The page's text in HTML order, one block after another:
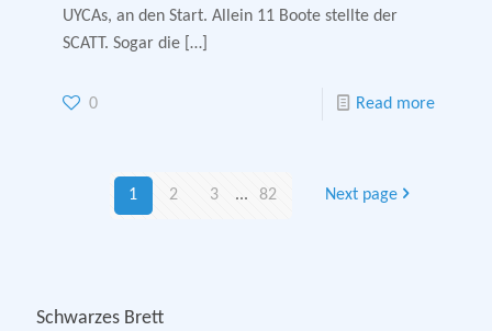
UYCAs, an den Start. Allein 11 Boote stellte der
SCATT. Sogar die[…]
0 Read more
1 2 3 ... 82 Next page
Schwarzes Brett